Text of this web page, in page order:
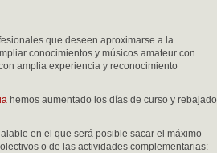
que deseen aproximarse a la
conocimientos y músicos amateur con
amplia experiencia y reconocimiento
hemos aumentado los días de curso y rebajado
en el que será posible sacar el máximo
o de las actividades complementarias: